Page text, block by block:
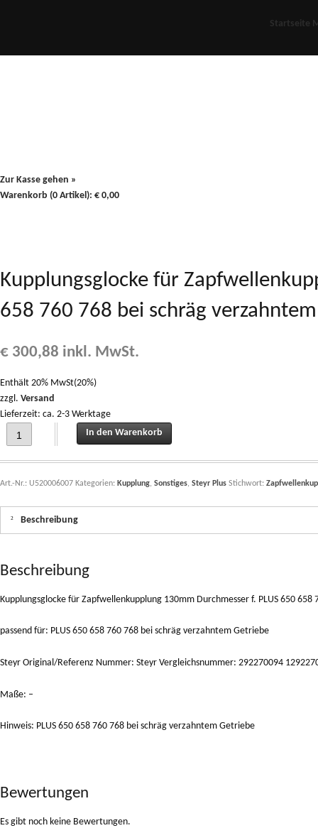
Startseite
Zur Kasse gehen »
Warenkorb (0 Artikel): € 0,00
Kupplungsglocke für
658 760 768 bei schräg
€ 300,88 inkl. MwSt.
Enthält 20% MwSt(20%)
zzgl. Versand
Lieferzeit: ca. 2-3 Werktage
Kupplungsglocke für Zapfwellenkupplung 130mm Durchmesser f. PLUS 650
In den Warenkorb
Art.-Nr.: U520006007 Kategorien: Kupplung, Sonstiges, Steyr Plus Stichwort:
Beschreibung
Beschreibung
Kupplungsglocke für Zapfwellenkupplung 130mm Durchmesser f. PLUS 650
passend für: PLUS 650 658 760 768 bei schräg verzahntem Getriebe
Steyr Original/Referenz Nummer: Steyr Vergleichsnummer: 292270094
Maße: –
Hinweis: PLUS 650 658 760 768 bei schräg verzahntem Getriebe
Bewertungen
Es gibt noch keine Bewertungen.